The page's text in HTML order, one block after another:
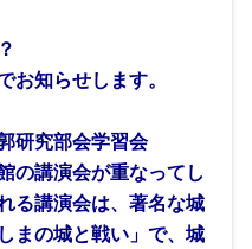
お知らせします。
研究部会学習会
の講演会が重なってし
る講演会は、著名な城
まの城と戦い」で、城